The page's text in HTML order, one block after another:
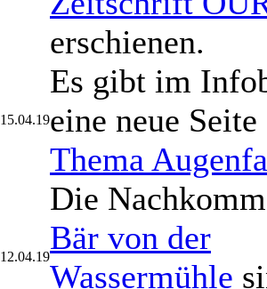
erschienen.
15.04.19
Es gibt im
eine neue
Thema
12.04.19
Die
Bär von der
Wassermühle